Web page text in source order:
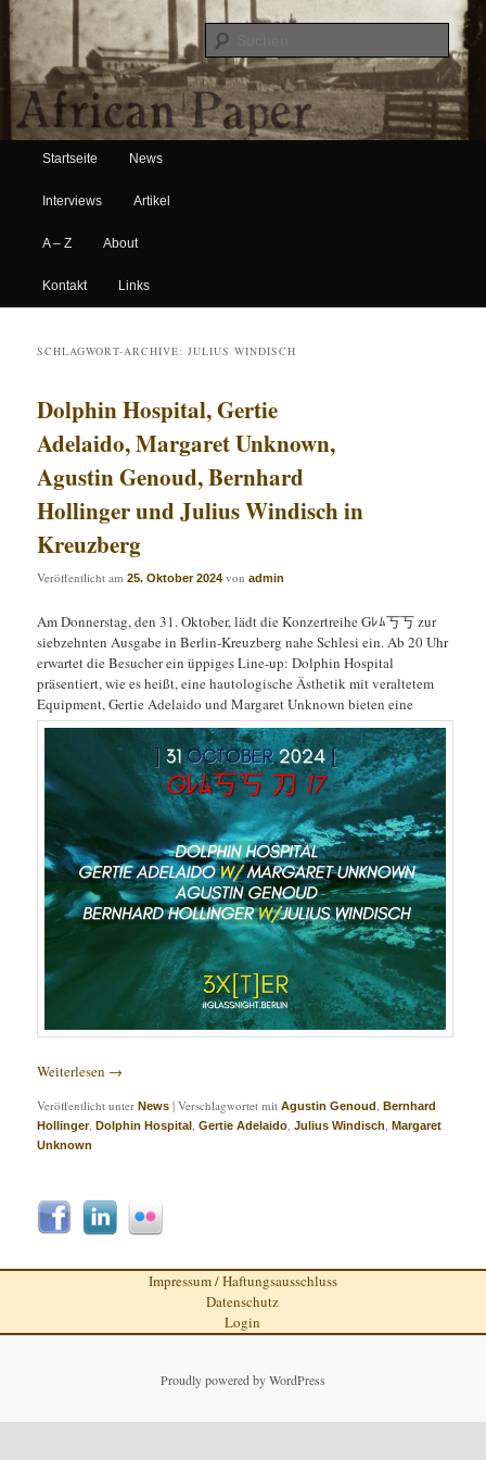
African Paper
Hauptmenü
Zum Inhalt wechseln
Zum sekundären Inhalt wechseln
Startseite News
Interviews Artikel
A – Z About
Kontakt Links
SCHLAGWORT-ARCHIVE:JULIUS WINDISCH
Dolphin Hospital, Gertie
Adelaido, Margaret Unknown,
Agustin Genoud, Bernhard
Hollinger und Julius Windisch in
Kreuzberg
Veröffentlicht am25. Oktober 2024 vonadmin
Am Donnerstag, den 31. Oktober, lädt die Konzertreihe Gﾚﾑ丂丂 zur
siebzehnten Ausgabe in Berlin-Kreuzberg nahe Schlesi ein. Ab 20 Uhr
erwartet die Besucher ein üppiges Line-up: Dolphin Hospital
präsentiert, wie es heißt, eine hautologische Ästhetik mit veraltetem
Equipment, Gertie Adelaido und Margaret Unknown bieten eine
Weiterlesen →
Veröffentlicht unter News |Verschlagwortet mit Agustin Genoud ,Bernhard
Hollinger,Dolphin Hospital ,Gertie Adelaido ,Julius Windisch ,Margaret
Unknown
Impressum / Haftungsausschluss
Datenschutz
Login
Proudly powered by WordPress